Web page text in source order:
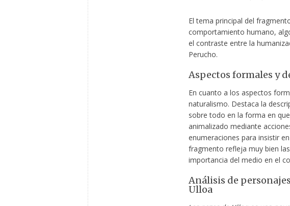
El tema principal del
comportamiento humano,
el contraste entre la
Perucho.
Aspectos formales y
En cuanto a los aspectos
naturalismo. Destaca la
sobre todo en la forma en
animalizado mediante
enumeraciones para insistir
fragmento refleja muy bien
importancia del medio en el
Análisis de
Ulloa